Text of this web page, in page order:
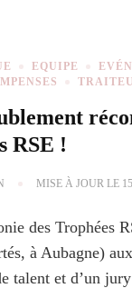
EQUIPE
RSE !
MISE À JOUR LE
des Trophées
à Aubagne)
talent et d’un